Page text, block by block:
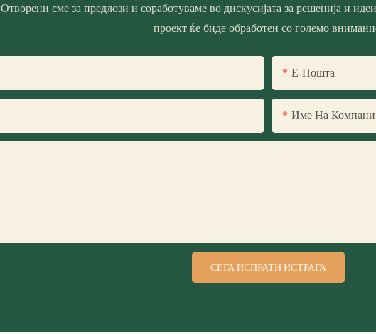
Отворени сме за предлози и соработуваме во дискусијата за решенија и
проект ќе биде обработен со големо
Е-Пошта
Име На
СЕГА ИСПРАТИ ИСТРАГА